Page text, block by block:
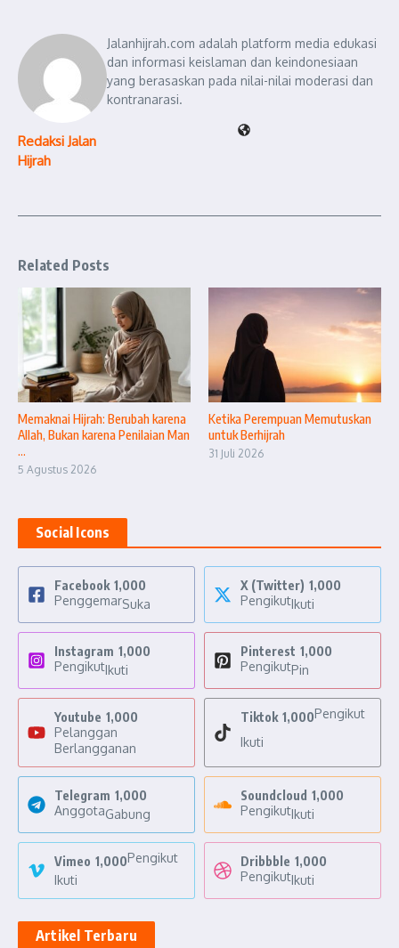
Redaksi Jalan
Hijrah
Jalanhijrah.com adalah platform media edukasi
dan informasi keislaman dan keindonesiaan
yang berasaskan pada nilai-nilai moderasi dan
kontranarasi.
Related Posts
Memaknai Hijrah: Berubah karena
Allah, Bukan karena Penilaian Man
...
5 Agustus 2026
Ketika Perempuan Memutuskan
untuk Berhijrah
31 Juli 2026
Social Icons
Facebook 1,000
PenggemarSuka
X (Twitter) 1,000
PengikutIkuti
Instagram 1,000
PengikutIkuti
Pinterest 1,000
PengikutPin
Youtube 1,000
Pelanggan
Berlangganan
Tiktok 1,000Pengikut
Ikuti
Telegram 1,000
AnggotaGabung
Soundcloud 1,000
PengikutIkuti
Vimeo 1,000Pengikut
Ikuti
Dribbble 1,000
PengikutIkuti
Artikel Terbaru